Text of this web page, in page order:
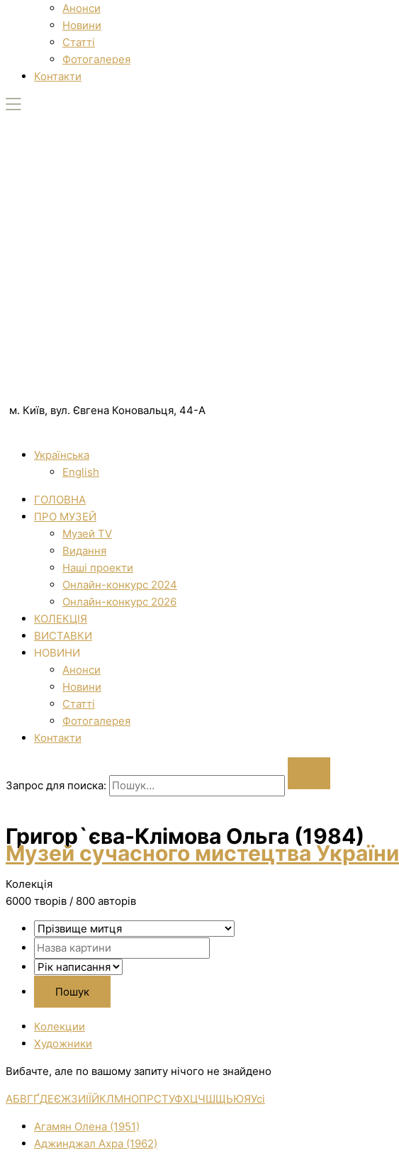
Анонси
Новини
Статті
Фотогалерея
Контакти
м. Київ, вул. Євгена Коновальця, 44-А
Українська
English
ГОЛОВНА
ПРО МУЗЕЙ
Музей TV
Видання
Наші проекти
Онлайн-конкурс 2024
Онлайн-конкурс 2026
КОЛЕКЦІЯ
ВИСТАВКИ
НОВИНИ
Анонси
Новини
Статті
Фотогалерея
Контакти
Запрос для поиска:
Григор`єва-Клімова Ольга (1984)
Музей сучасного мистецтва України
Колекція
6000 творiв / 800 авторів
Колекции
Художники
Вибачте, але по вашому запиту нічого не знайдено
АБВГҐДЕЄЖЗИІЇЙКЛМНОПРСТУФХЦЧШЩЬЮЯУсі
Агамян Олена (1951)
Аджинджал Ахра (1962)